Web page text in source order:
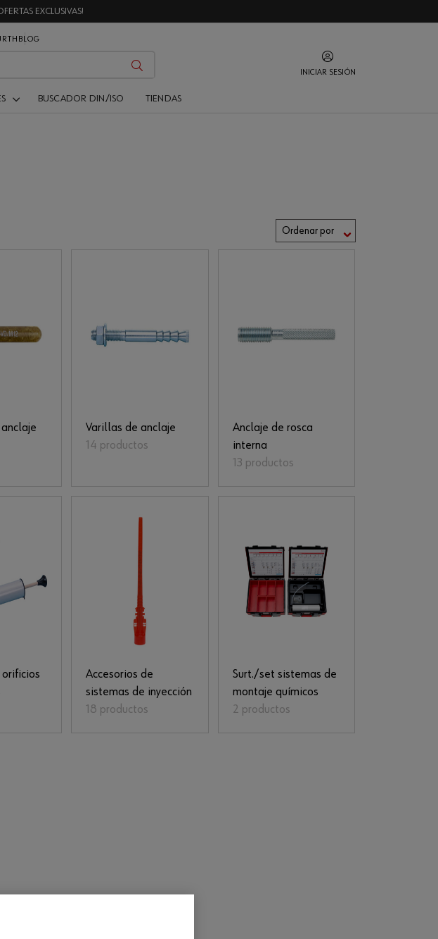
EXCLUSIVAS!
BLOG
INICIAR SESIÓN
BUSCADOR DIN/ISO TIENDAS
Varillas de anclaje
14 productos
Anclaje de rosca
interna
13 productos
orificios
Accesorios de
sistemas de inyección
18 productos
Surt./set sistemas de
montaje químicos
2 productos